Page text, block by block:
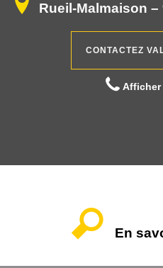
Rueil-Malmaison –
CONTACTEZ
Afficher
En